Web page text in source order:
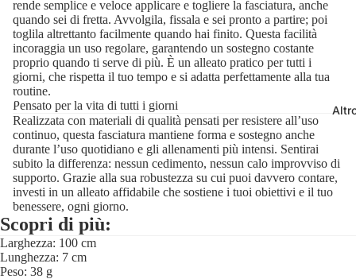
rende semplice e veloce applicare e togliere la fasciatura, anche
quando sei di fretta. Avvolgila, fissala e sei pronto a partire; poi
toglila altrettanto facilmente quando hai finito. Questa facilità
incoraggia un uso regolare, garantendo un sostegno costante
proprio quando ti serve di più. È un alleato pratico per tutti i
giorni, che rispetta il tuo tempo e si adatta perfettamente alla tua
routine.
Pensato per la vita di tutti i giorni
Realizzata con materiali di qualità pensati per resistere all’uso
continuo, questa fasciatura mantiene forma e sostegno anche
durante l’uso quotidiano e gli allenamenti più intensi. Sentirai
subito la differenza: nessun cedimento, nessun calo improvviso di
supporto. Grazie alla sua robustezza su cui puoi davvero contare,
investi in un alleato affidabile che sostiene i tuoi obiettivi e il tuo
benessere, ogni giorno.
Scopri di più:
Larghezza: 100 cm
Lunghezza: 7 cm
Peso: 38 g